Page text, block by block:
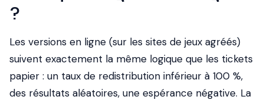
?
Les versions en ligne (sur les sites de jeux agréés)
suivent exactement la même logique que les tickets
papier : un taux de redistribution inférieur à 100 %,
des résultats aléatoires, une espérance négative. La